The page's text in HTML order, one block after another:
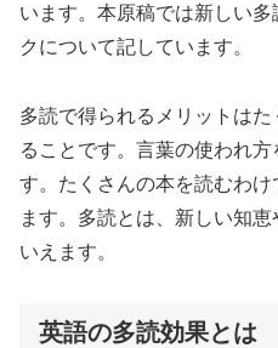
います。本原稿では新しい
クについて記しています。
多読で得られるメリットは
ることです。言葉の使われ
す。たくさんの本を読むわ
ます。多読とは、新しい知
いえます。
英語の多読効果とは